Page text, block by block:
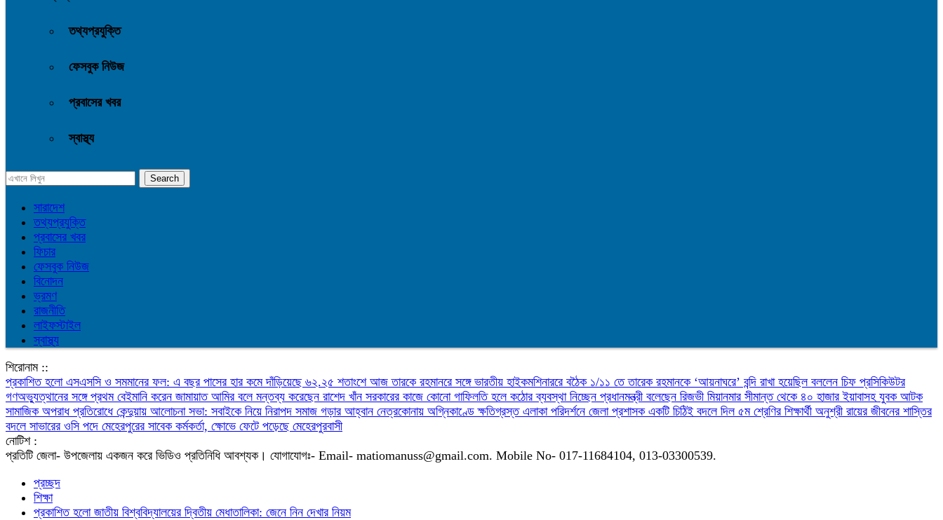
তথ্যপ্রযুক্তি
ফেসবুক নিউজ
প্রবাসের খবর
স্বাস্থ্য
সারাদেশ
তথ্যপ্রযুক্তি
প্রবাসের খবর
ফিচার
ফেসবুক নিউজ
বিনোদন
ভ্রমণ
রাজনীতি
লাইফস্টাইল
স্বাস্থ্য
শিরোনাম ::
প্রকাশিত হলো এসএসসি ও সমমানের ফল: এ বছর পাসের হার কমে দাঁড়িয়েছে ৬২.২৫ শতাংশে আজ তারকে রহমানরে সঙ্গে ভারতীয় হাইকমশিনাররে বঠৈক ১/১১ তে তারেক রহমানকে ‘আয়নাঘরে’ বন্দি রাখা হয়েছিল বললেন চিফ প্রসিকিউটর
গণঅভ্যুত্থানের সঙ্গে প্রথম বেইমানি করেন জামায়াত আমির বলে মন্তব্য করেছেন রাশেদ খাঁন সরকারের কাজে কোনো গাফিলতি হলে কঠোর ব্যবস্থা নিচ্ছেন প্রধানমন্ত্রী বলেছেন রিজভী মিয়ানমার সীমান্ত থেকে ৪০ হাজার ইয়াবাসহ যুবক আটক
সামাজিক অপরাধ প্রতিরোধে কেন্দুয়ায় আলোচনা সভা: সবাইকে নিয়ে নিরাপদ সমাজ গড়ার আহ্বান নেত্রকোনায় অগ্নিকাণ্ডে ক্ষতিগ্রস্ত এলাকা পরিদর্শনে জেলা প্রশাসক একটি চিঠিই বদলে দিল ৫ম শ্রেণির শিক্ষার্থী অনুশ্রী রায়ের জীবনের শাস্তির
বদলে সাভারের ওসি পদে মেহেরপুরের সাবেক কর্মকর্তা, ক্ষোভে ফেটে পড়েছে মেহেরপুরবাসী
নোটিশ :
প্রতিটি জেলা- উপজেলায় একজন করে ভিডিও প্রতিনিধি আবশ্যক। যোগাযোগঃ- Email- matiomanuss@gmail.com. Mobile No- 017-11684104, 013-03300539.
প্রচ্ছদ
শিক্ষা
প্রকাশিত হলো জাতীয় বিশ্ববিদ্যালয়ের দ্বিতীয় মেধাতালিকা: জেনে নিন দেখার নিয়ম